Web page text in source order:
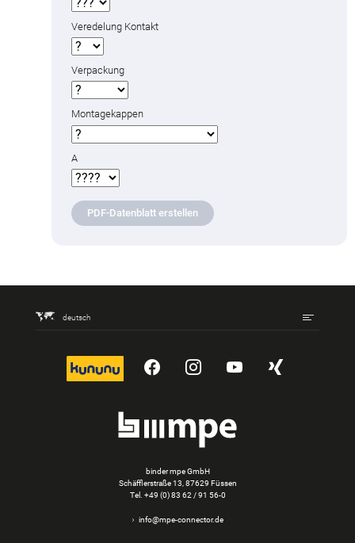
Veredelung Kontakt
Verpackung
Montagekappen
A
PDF-Datenblatt erstellen
deutsch
kununu YouTubeInstagram
YouTubeXing
binder mpe GmbH
Schäfflerstraße 13, 87629 Füssen
Tel. +49 (0) 83 62 / 91 56-0
info@mpe-connector.de